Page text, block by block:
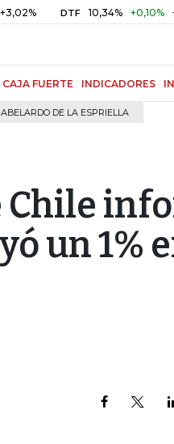
DTF 10,34% +0,10%
CAJA FUERTE INDICADORES
ABELARDO DE LA ESPRIELLA
Chile
un 1%